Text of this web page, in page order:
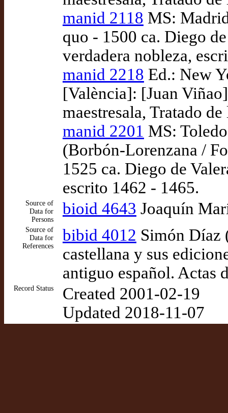
manid 2118 MS:
quo - 1500 ca. Diego
verdadera nobleza,
manid 2218 Ed.: New
[València]: [Juan
maestresala, Tratado
manid 2201 MS:
(Borbón-Lorenzana /
1525 ca. Diego de
escrito 1462 - 1465.
Source of
Data for
Persons
bioid 4643 Joaquín
Source of
Data for
References
bibid 4012 Simón Díaz
castellana y sus
antiguo español. Actas
Record Status
Created 2001-02-19
Updated 2018-11-07